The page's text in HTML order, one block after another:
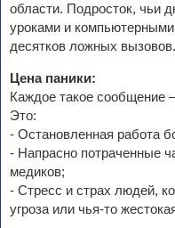
области. Подросток, чьи
уроками и
десятков ложных вызовов.
Цена паники:
Каждое такое сообщение
Это:
- Остановленная работа
- Напрасно потраченные
медиков;
- Стресс и страх людей,
угроза или чья-то